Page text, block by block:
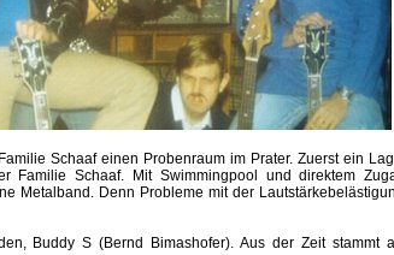
Schaaf einen Probenraum im Prater. Zuerst ein
Familie Schaaf. Mit Swimmingpool und direktem
Metalband. Denn Probleme mit der
Buddy S (Bernd Bimashofer). Aus der Zeit stammt